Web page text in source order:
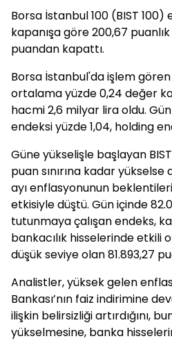
Borsa İstanbul 100 (BIST
kapanışa göre 200,67 puanlık
puandan kapattı.
Borsa İstanbul'da işlem
ortalama yüzde 0,24 değer
hacmi 2,6 milyar lira oldu.
endeksi yüzde 1,04, holding
Güne yükselişle başlayan
puan sınırına kadar
ayı enflasyonunun
etkisiyle düştü. Gün içinde
tutunmaya çalışan endeks,
bankacılık hisselerinde etkili
düşük seviye olan 81.893,27
Analistler, yüksek gelen
Bankası’nın faiz indirimine
ilişkin belirsizliği artırdığını,
yükselmesine, banka